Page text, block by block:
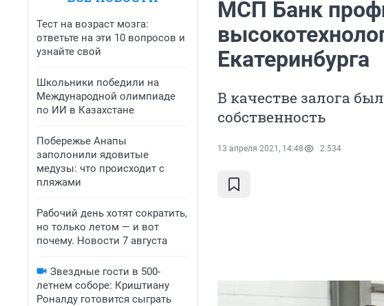
Тест на возраст мозга:
ответьте на эти 10 вопросов и
узнайте свой
Школьники победили на
Международной олимпиаде
по ИИ в Казахстане
Побережье Анапы
заполонили ядовитые
медузы: что происходит с
пляжами
Рабочий день хотят сократить,
но только летом — и вот
почему. Новости 7 августа
Звездные гости в 500-
летнем соборе: Криштиану
Роналду готовится сыграть
МСП Банк
Екатеринбурга
В качестве залога
собственность
13 апреля 2021, 14:48 2 534